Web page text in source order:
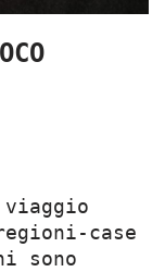
viaggio
case
sono